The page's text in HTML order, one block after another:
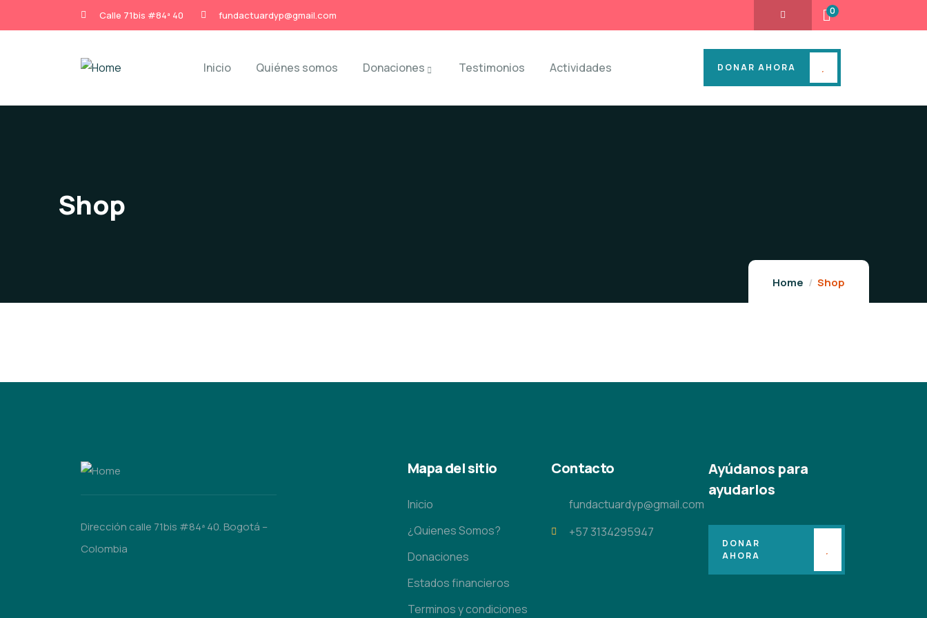
Calle 71bis #84ª 40 fundactuardyp@gmail.com 0
Inicio Quiénes somos Donaciones Testimonios Actividades DONAR AHORA
Shop
Home Shop
Dirección calle 71bis #84ª 40. Bogotá –
Colombia
Mapa del sitio
Inicio
¿Quienes Somos?
Donaciones
Estados financieros
Terminos y condiciones
Contacto
fundactuardyp@gmail.com
+57 3134295947
Ayúdanos para
ayudarlos
DONAR
AHORA